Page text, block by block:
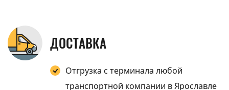
ДОСТАВКА
Отгрузка с терминала любой
транспортной компании в Ярославле